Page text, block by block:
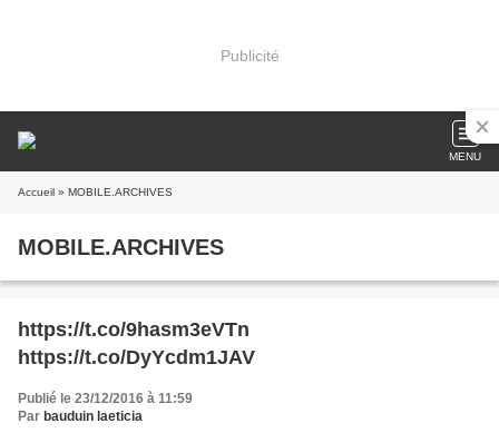
Publicité
MENU
Accueil » MOBILE.ARCHIVES
MOBILE.ARCHIVES
https://t.co/9hasm3eVTn
https://t.co/DyYcdm1JAV
Publié le 23/12/2016 à 11:59
Par bauduin laeticia